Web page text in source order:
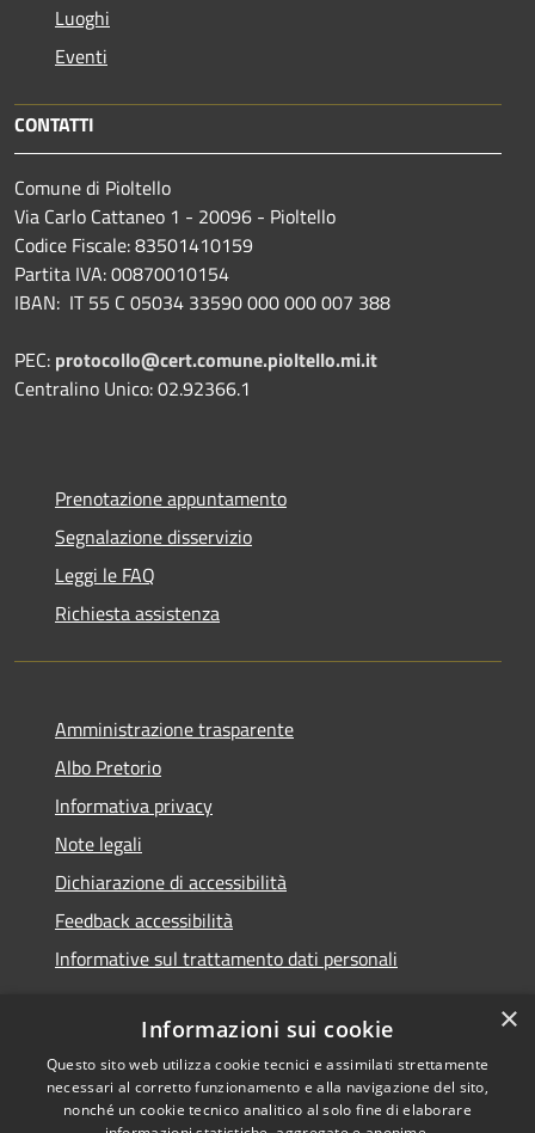
Luoghi
Eventi
CONTATTI
Comune di Pioltello
Via Carlo Cattaneo 1 - 20096 - Pioltello
Codice Fiscale: 83501410159
Partita IVA: 00870010154
IBAN: IT 55 C 05034 33590 000 000 007 388
PEC: protocollo@cert.comune.pioltello.mi.it
Centralino Unico: 02.92366.1
Prenotazione appuntamento
Segnalazione disservizio
Leggi le FAQ
Richiesta assistenza
Amministrazione trasparente
Albo Pretorio
Informativa privacy
Note legali
Dichiarazione di accessibilità
Feedback accessibilità
Informative sul trattamento dati personali
RSS
Accessibilità
Copyright © 2026 • Comune di
Pioltello • Powered by
×
Informazioni sui cookie
Questo sito web utilizza cookie tecnici e assimilati strettamente
necessari al corretto funzionamento e alla navigazione del sito,
nonché un cookie tecnico analitico al solo fine di elaborare